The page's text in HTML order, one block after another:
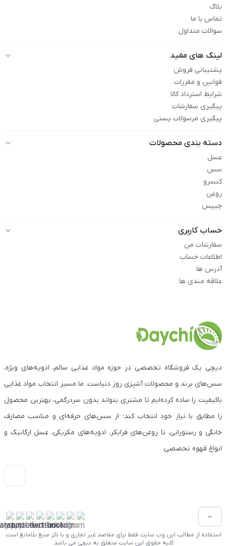
بلاگ
تماس با ما
سوالات متداول
لینک های مفید
پشتیبانی فروش
قوانین و مقررات
شرایط استرداد کالا
پیگیری سفارشات
پیگیری مرسولات پستی
دسته بندی محصولات
عسل
سس
کنسرو
روغن
چیپس
حساب کاربری
سفارشات من
اطلاعات حساب
آدرس ها
علاقه مندی ها
دیچی یک فروشگاه تخصصی در حوزه مواد غذایی سالم، ادویه‌های ویژه،
سس‌های برند و محصولات آشپزی روز دنیاست. ما مسیر انتخاب مواد غذایی
باکیفیت را ساده کرده‌ایم تا مشتری بتواند بدون سردرگمی، بهترین محصول
را مطابق با نیاز خود انتخاب کند؛ از سس‌های حرفه‌ای و مناسب مصارف
خانگی و رستورانی، تا روغن‌های فرابکر، ادویه‌های مکزیکی، عسل ارگانیک و
انواع قهوه تخصصی.
استفاده از مطالب این وب سایت فقط برای مقاصد غیر تجاری و با ذکر منبع بلامانع است.
کلیه حقوق این سایت متعلق به دیچی می باشد.